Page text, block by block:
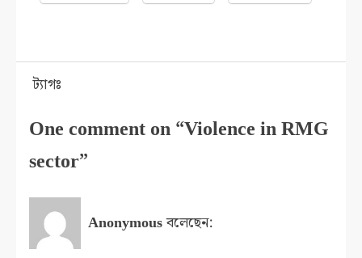
ট্যাগঃ
One comment on “Violence in RMG
sector”
Anonymousবলেছেন: